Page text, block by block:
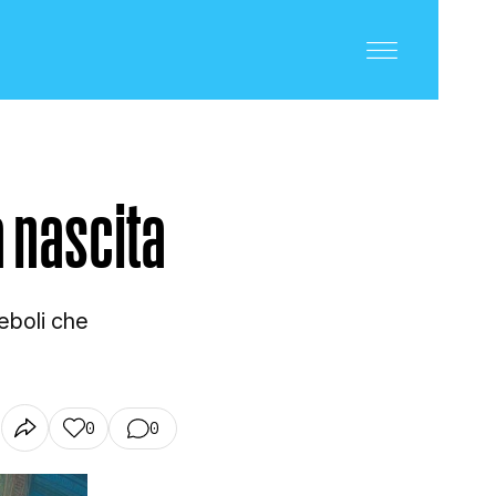
che
0 0